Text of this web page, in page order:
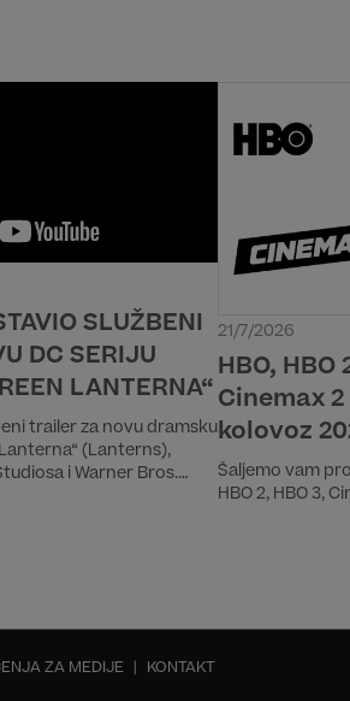
SLUŽBENI
DC SERIJU
LANTERNA“
trailer za novu dramsku
(Lanterns),
i Warner Bros.
21/7/2026
HBO, HBO
Cinemax
kolovoz
Šaljemo vam
HBO 2, HBO 3,
ZA MEDIJE KONTAKT